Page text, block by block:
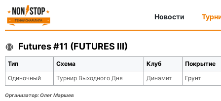
Новости
Futures #11 (FUTURES III)
Тип Схема Клуб
Покрытие
Одиночный
Турнир Выходного Дня Динамит Грунт
Организатор:Олег Маршев